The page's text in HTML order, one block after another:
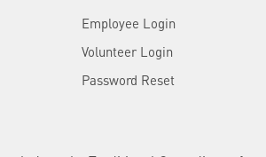
Employee Login
Volunteer Login
Password Reset